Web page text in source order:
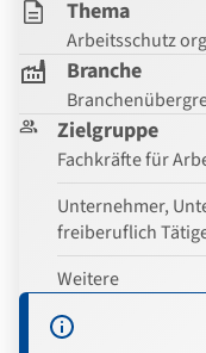
Thema
Arbeitsschutz
Branche
Zielgruppe
Fachkräfte für
Unternehmer,
freiberuflich
Weitere